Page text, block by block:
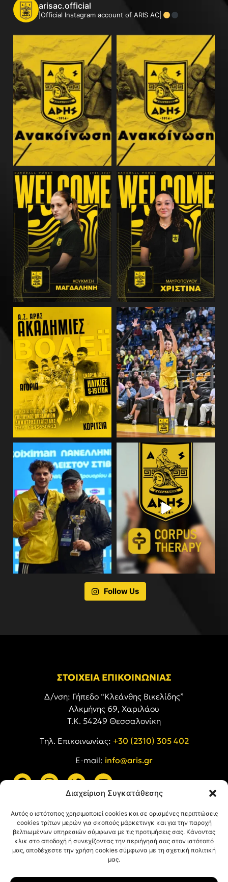
Διαχείριση Συγκατάθεσης
Αυτός ο ιστότοπος χρησιμοποιεί cookies και σε ορισμένες περιπτώσεις
cookies τρίτων μερών για σκοπούς μάρκετινγκ και για την παροχή
βελτιωμένων υπηρεσιών σύμφωνα με τις προτιμήσεις σας. Κάνοντας
κλικ στο αποδοχή ή συνεχίζοντας την περιήγησή σας στον ιστότοπό
μας, αποδέχεστε την χρήση cookies σύμφωνα με τη σχετική πολιτική
μας.
arisac.official
|Official Instagram account of ARIS AC|
Follow Us
ΣΤΟΙΧΕΙΑ ΕΠΙΚΟΙΝΩΝΙΑΣ
Δ/νση: Γήπεδο “Κλεάνθης Βικελίδης”
Αλκμήνης 69, Χαριλάου
Τ.Κ. 54249 Θεσσαλονίκη
Tηλ. Επικοινωνίας: +30 (2310) 305 402
E-mail: info@aris.gr